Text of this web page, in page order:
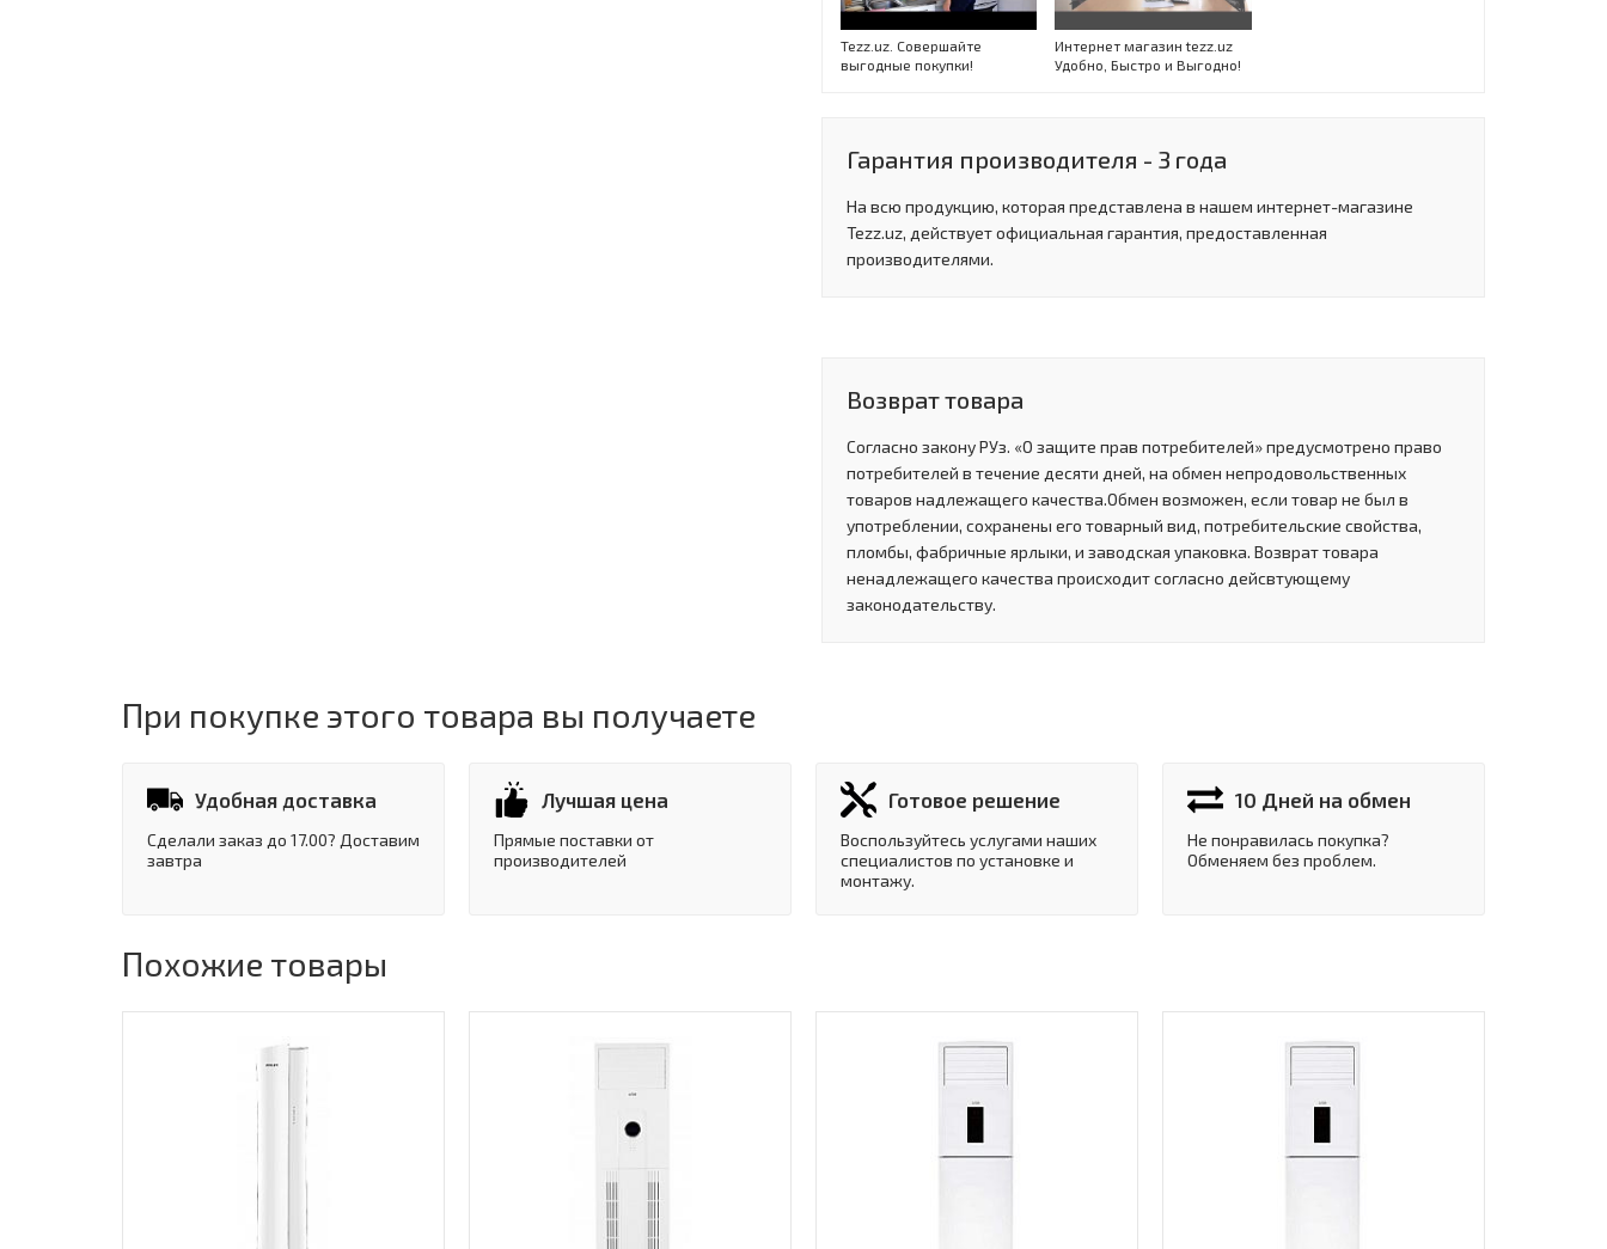
Tezz.uz. Совершайте
выгодные покупки!
Интернет магазин tezz.uz
Удобно, Быстро и Выгодно!
Гарантия производителя - 3 года
На всю продукцию, которая представлена в нашем интернет-магазине
Tezz.uz, действует официальная гарантия, предоставленная
производителями.
Возврат товара
Согласно закону РУз. «О защите прав потребителей» предусмотрено право
потребителей в течение десяти дней, на обмен непродовольственных
товаров надлежащего качества.Обмен возможен, если товар не был в
употреблении, сохранены его товарный вид, потребительские свойства,
пломбы, фабричные ярлыки, и заводская упаковка. Возврат товара
ненадлежащего качества происходит согласно дейсвтующему
законодательству.
При покупке этого товара вы получаете
Удобная доставка
Сделали заказ до 17.00? Доставим
завтра
Лучшая цена
Прямые поставки от
производителей
Готовое решение
Воспользуйтесь услугами наших
специалистов по установке и
монтажу.
10 Дней на обмен
Не понравилась покупка?
Обменяем без проблем.
Похожие товары